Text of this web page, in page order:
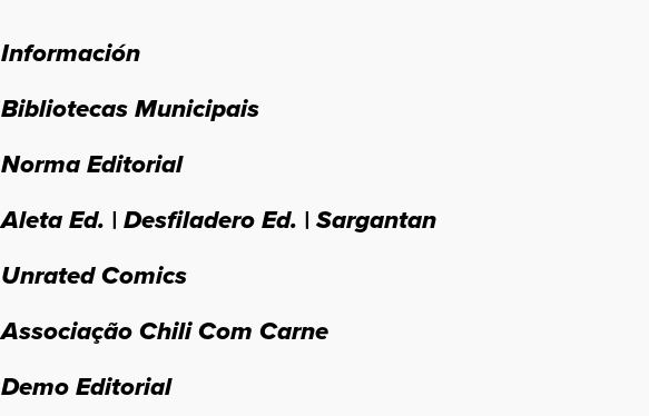
Información
Bibliotecas Municipais
Norma Editorial
Aleta Ed. | Desfiladero Ed. | Sargantan
Unrated Comics
Associação Chili Com Carne
Demo Editorial